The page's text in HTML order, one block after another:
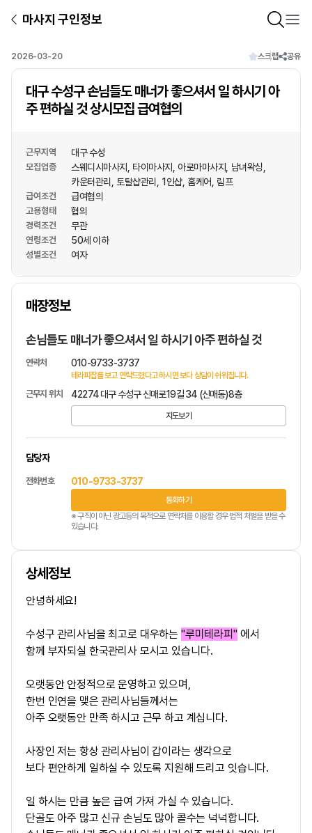
마사지 구인정보
2026-03-20 스크랩 공유
대구 수성구 손님들도 매너가 좋으셔서 일 하시기 아
주 편하실 것 상시모집 급여협의
근무지역 대구 수성
모집업종 스웨디시마사지 타이마사지 아로마마사지
남녀왁싱
카운터관리
토탈샵관리 1인샵 홈케어 림프
급여조건 급여협의
고용형태 협의
경력조건 무관
연령조건 50세 이하
성별조건 여자
매장정보
상호명
손님들도 매너가 좋으셔서 일 하시기 아주 편하실 것
연락처 010-9733-3737
테라피잡를 보고 연락드렸다고 하시면 보다 상담이 쉬워집니다.
근무지 위치 42274 대구 수성구 신매로19길 34 (신매동)8층
지도보기
담당자
전화번호 010-9733-3737
통화하기
※ 구직이 아닌 광고등의 목적으로 연락처를 이용할 경우 법적 처벌을 받을 수
있습니다.
상세정보
안녕하세요!
수성구 관리사님을 최고로 대우하는 "루미테라피" 에서
함께 부자되실 한국관리사 모시고 있습니다.
오랫동안 안정적으로 운영하고 있으며,
한번 인연을 맺은 관리사님들께서는
아주 오랫동안 만족 하시고 근무 하고 계십니다.
사장인 저는 항상 관리사님이 갑이라는 생각으로
보다 편안하게 일하실 수 있도록 지원해 드리고 잇습니다.
일 하시는 만큼 높은 급여 가져 가실 수 있습니다.
단골도 아주 많고 신규 손님도 많아 콜수는 넉넉합니다.